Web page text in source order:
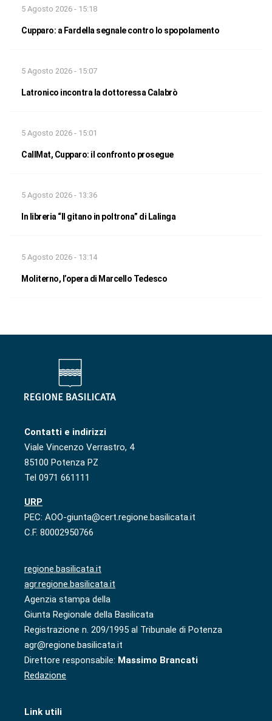
5 Agosto 2026 - 15:18
Cupparo: a Fardella segnale contro lo spopolamento
5 Agosto 2026 - 15:07
Latronico incontra la dottoressa Calabrò
5 Agosto 2026 - 15:01
CallMat, Cupparo: il confronto prosegue
5 Agosto 2026 - 13:36
In libreria “Il gitano in poltrona” di Lalinga
5 Agosto 2026 - 13:14
Moliterno, l’opera di Marcello Tedesco
Contatti e indirizzi
Viale Vincenzo Verrastro, 4
85100 Potenza PZ
Tel 0971 661111
URP
PEC: AOO-giunta@cert.regione.basilicata.it
C.F. 80002950766
regione.basilicata.it
agr.regione.basilicata.it
Agenzia stampa della
Giunta Regionale della Basilicata
Registrazione n. 209/1995 al Tribunale di Potenza
agr@regione.basilicata.it
Direttore responsabile: Massimo Brancati
Redazione
Link utili